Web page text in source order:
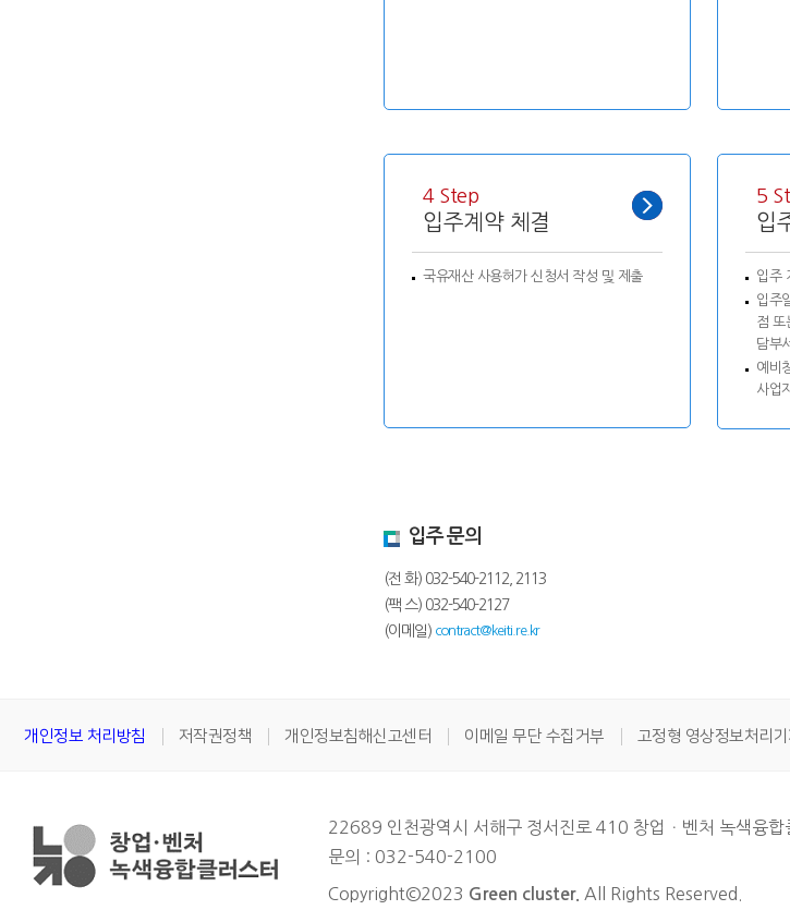
4 Step
입주계약 체결
국유재산 사용허가 신청서 작성 및 제출
5
입
입주
입주
점 또
담부
예비
사업
입주 문의
(전 화) 032-540-2112, 2113
(팩 스) 032-540-2127
(이메일) contract@keiti.re.kr
개인정보 처리방침 저작권정책 개인정보침해신고센터 이메일 무단 수집거부 고정형 영상정보처리
22689 인천광역시 서해구 정서진로 410 창업ㆍ벤처 녹색융합
문의 : 032-540-2100
Copyright©2023 Green cluster. All Rights Reserved.